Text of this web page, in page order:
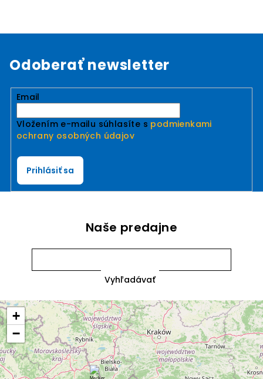
Odoberať newsletter
Email
Vložením e-mailu súhlasíte s podmienkami
ochrany osobných údajov
Prihlásiť sa
Naše predajne
+
−